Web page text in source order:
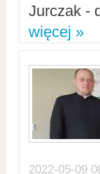
Jurczak -
więcej »
2022-05-09